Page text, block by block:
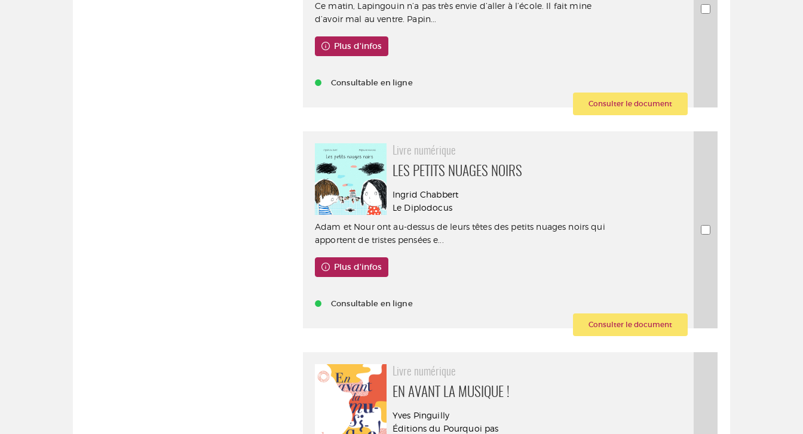
Ce matin, Lapingouin n’a pas très envie d’aller à l’école. Il fait mine
d’avoir mal au ventre. Papin...
Plus d'infos
Consultable en ligne
Consulter le document
Livre numérique
LES PETITS NUAGES NOIRS
Ingrid Chabbert
Le Diplodocus
Adam et Nour ont au-dessus de leurs têtes des petits nuages noirs qui
apportent de tristes pensées e...
Plus d'infos
Consultable en ligne
Consulter le document
Livre numérique
EN AVANT LA MUSIQUE !
Yves Pinguilly
Éditions du Pourquoi pas